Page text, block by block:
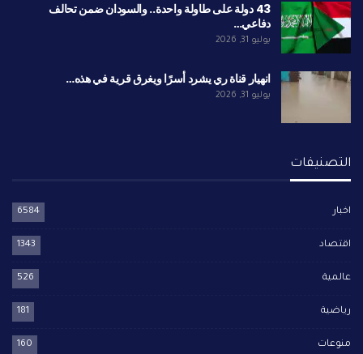
43 دولة على طاولة واحدة.. والسودان ضمن تحالف
دفاعي…
يوليو 31, 2026
انهيار قناة ري يشرد أسرًا ويغرق قرية في هذه…
يوليو 31, 2026
التصنيفات
اخبار 6584
اقتصاد 1343
عالمية 526
رياضية 181
منوعات 160